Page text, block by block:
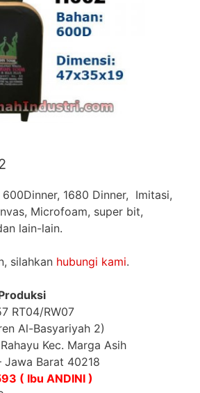
1680 Dinner, Imitasi,
Microfoam, super bit,
lain-lain.
silahkan hubungi kami.
RT04/RW07
Al-Basyariyah 2)
Kec. Marga Asih
Jawa Barat 40218
( Ibu ANDINI )